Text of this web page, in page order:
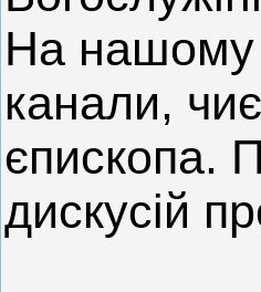
На нашому
канали,
єпископа.
дискусій